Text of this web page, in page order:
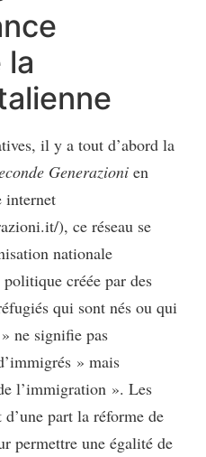
la
il y a tout d’abord la
Generazioni en
internet
), ce réseau se
nationale
créée par des
qui sont nés ou qui
ne signifie pas
» mais
l’immigration ». Les
part la réforme de
permettre une égalité de